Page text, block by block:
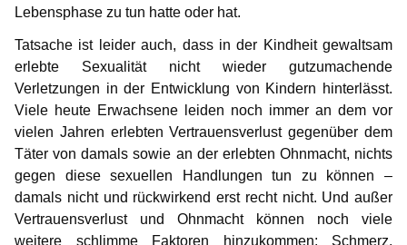
Lebensphase zu tun hatte oder hat.
Tatsache ist leider auch, dass in der Kindheit gewaltsam
erlebte Sexualität nicht wieder gutzumachende
Verletzungen in der Entwicklung von Kindern hinterlässt.
Viele heute Erwachsene leiden noch immer an dem vor
vielen Jahren erlebten Vertrauensverlust gegenüber dem
Täter von damals sowie an der erlebten Ohnmacht, nichts
gegen diese sexuellen Handlungen tun zu können –
damals nicht und rückwirkend erst recht nicht. Und außer
Vertrauensverlust und Ohnmacht können noch viele
weitere schlimme Faktoren hinzukommen: Schmerz,